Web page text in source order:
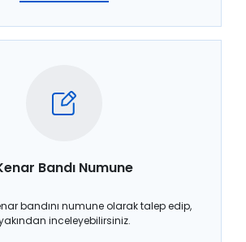
Bandı Numune
bandını numune olarak talep edip,
inceleyebilirsiniz.